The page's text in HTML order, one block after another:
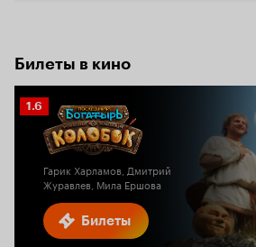
Билеты в кино
Билеты
Рейтинг
Кинопоиска
1.6
Гарик Харламов, Дмитрий
Журавлев, Мила Ершова